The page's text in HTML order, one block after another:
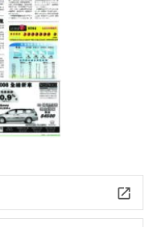
launch